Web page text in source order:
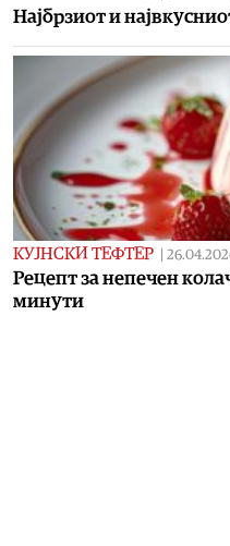
Најбрзиот и
КУЈНСКИ ТЕФТЕР |
Рецепт за непечен
минути